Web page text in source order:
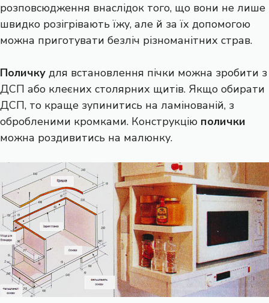
розповсюдження внаслідок того, що вони не лише
швидко розігрівають їжу, але й за їх допомогою
можна приготувати безліч різноманітних страв.
Поличку для встановлення пічки можна зробити з
ДСП або клеєних столярних щитів. Якщо обирати
ДСП, то краще зупинитись на ламінованій, з
обробленими кромками. Конструкцію полички
можна роздивитись на малюнку.